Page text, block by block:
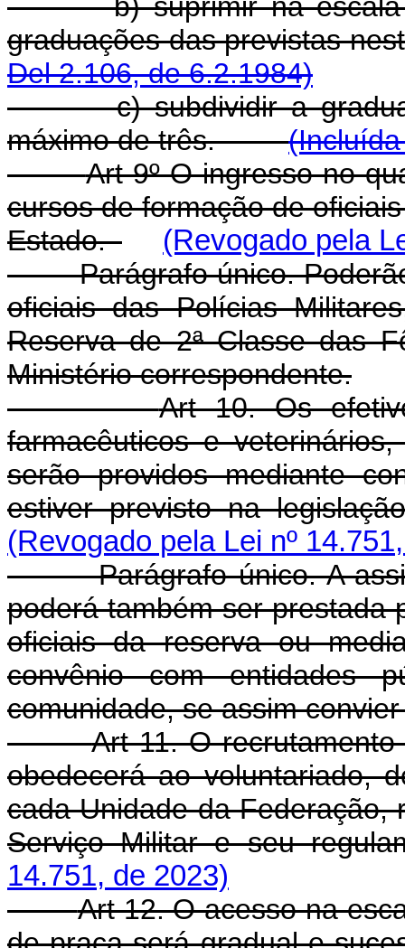
graduações das previstas
Del 2.106, de 6.2.1984)
c) subdividir a
máximo de três.
Art 9º O ingresso no
cursos de formação de
Estado.
(Revogado pela
Parágrafo único. Poderão
oficiais das Polícias
Reserva de 2ª Classe das
Ministério correspondente.
Art 10. Os
farmacêuticos e
serão providos mediante
estiver previsto na
(Revogado pela Lei nº
Parágrafo único. A
poderá também ser prestada
oficiais da reserva ou
convênio com entidades
comunidade, se assim
Art 11. O
obedecerá ao voluntariado,
cada Unidade da Federação,
Serviço Militar e seu
14.751, de 2023)
Art 12. O acesso na